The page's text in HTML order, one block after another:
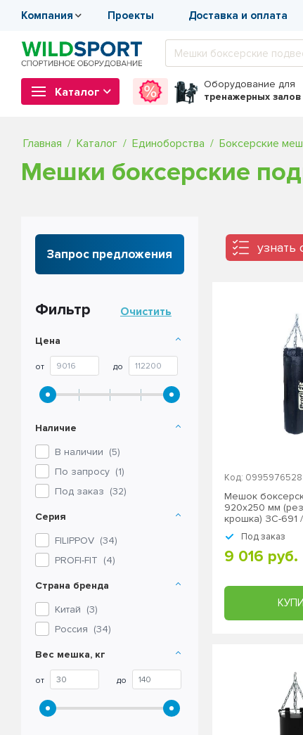
Компания Проекты Доставка и оплата
Каталог
Оборудование для
тренажерных залов
Главная Каталог Единоборства Боксерские
Мешки боксерские
Запрос предложения
Фильтр
Цена
от до
Наличие
В наличии (5)
По запросу (1)
Под заказ (32)
Серия
FILIPPOV (34)
PROFI-FIT (4)
Страна бренда
Китай (3)
Россия (34)
Вес мешка, кг
от до
узнать
Код: 0995976528
Мешок
920х250 мм
крошка) ЗС-691
Под заказ
9 016 руб.